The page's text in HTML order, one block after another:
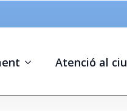
Atenció al